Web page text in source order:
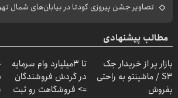
تصاویر جشن پیروزی کودتا در بیابان‌های شمال
مطالب پیشنهادی
بازار پر از خریدار جک
S3 / ماشینتو به راحتی
بفروش
تا 3میلیارد وام سرمایه
در گردش فروشندگان
=> فروشگاهت رو ثبت